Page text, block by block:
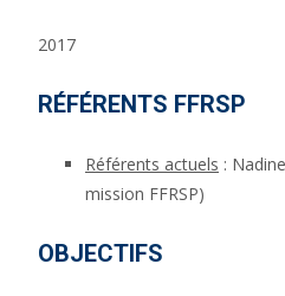
2017
RÉFÉRENTS FFRSP
Référents actuels :
mission FFRSP)
OBJECTIFS